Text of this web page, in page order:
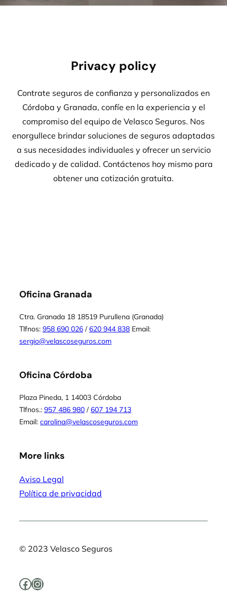
Privacy policy
Contrate seguros de confianza y personalizados en
Córdoba y Granada, confíe en la experiencia y el
compromiso del equipo de Velasco Seguros. Nos
enorgullece brindar soluciones de seguros adaptadas
a sus necesidades individuales y ofrecer un servicio
dedicado y de calidad. Contáctenos hoy mismo para
obtener una cotización gratuita.
Oficina Granada
Ctra. Granada 18 18519 Purullena (Granada)
Tlfnos: 958 690 026 /620 944 838 Email:
sergio@velascoseguros.com
Oficina Córdoba
Plaza Pineda, 1 14003 Córdoba
Tlfnos.: 957 486 980 /607 194 713
Email: carolina@velascoseguros.com
More links
Aviso Legal
Política de privacidad
© 2023 Velasco Seguros
Facebook
Instagram